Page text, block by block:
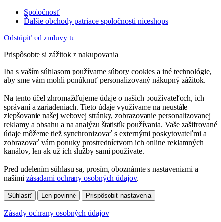
Spoločnosť
Ďalšie obchody patriace spoločnosti niceshops
Odstúpiť od zmluvy tu
Prispôsobte si zážitok z nakupovania
Iba s vaším súhlasom používame súbory cookies a iné technológie,
aby sme vám mohli ponúknuť personalizovaný nákupný zážitok.
Na tento účel zhromažďujeme údaje o našich používateľoch, ich
správaní a zariadeniach. Tieto údaje využívame na neustále
zlepšovanie našej webovej stránky, zobrazovanie personalizovanej
reklamy a obsahu a na analýzu štatistík používania. Vaše zašifrované
údaje môžeme tiež synchronizovať s externými poskytovateľmi a
zobrazovať vám ponuky prostredníctvom ich online reklamných
kanálov, len ak už ich služby sami používate.
Pred udelením súhlasu sa, prosím, oboznámte s nastaveniami a
našimi zásadami ochrany osobných údajov.
Súhlasiť Len povinné Prispôsobiť nastavenia
Zásady ochrany osobných údajov